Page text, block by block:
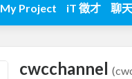
My Project iT 徵才 聊
cwcchannel